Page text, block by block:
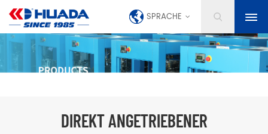
SPRACHE
DIREKT ANGETRIEBENER